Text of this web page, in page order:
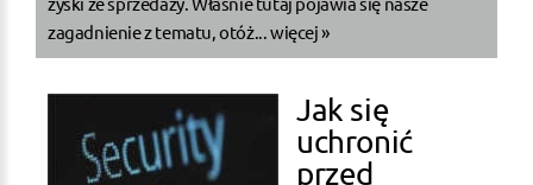
zagadnienie z tematu, otóż...więcej »
Jak się
uchronić
przed